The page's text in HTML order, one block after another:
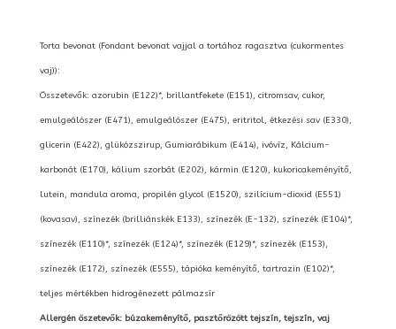
Torta bevonat (Fondant bevonat vajjal a tortához ragasztva (cukormentes
vaj)):
Összetevők: azorubin (E122)*, brillantfekete (E151), citromsav, cukor,
emulgeálószer (E471), emulgeálószer (E475), eritritol, étkezési sav (E330),
glicerin (E422), glükózszirup, Gumiarábikum (E414), ivóvíz, Kálcium-
karbonát (E170), kálium szorbát (E202), kármin (E120), kukoricakeményítő,
lutein, mandula aroma, propilén glycol (E1520), szilícium-dioxid (E551)
(kovasav), színezék (brilliánskék E133), színezék (E-132), színezék (E104)*,
színezék (E110)*, színezék (E124)*, színezék (E129)*, színezék (E153),
színezék (E172), színezék (E555), tápióka keményítő, tartrazin (E102)*,
teljes mértékben hidrogénezett pálmazsír
Allergén öszetevők: búzakeményítő, pasztőrözött tejszín, tejszín, vaj